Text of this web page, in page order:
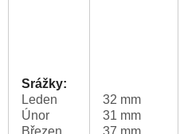
Srážky:
Leden
Únor
32 mm
31 mm